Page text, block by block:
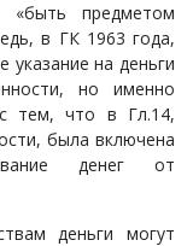
«быть предметом
в ГК 1963 года,
указание на деньги
но именно
тем, что в Гл.14,
была включена
денег от
деньги могут